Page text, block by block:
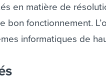
en matière de
bon fonctionnement.
informatiques de